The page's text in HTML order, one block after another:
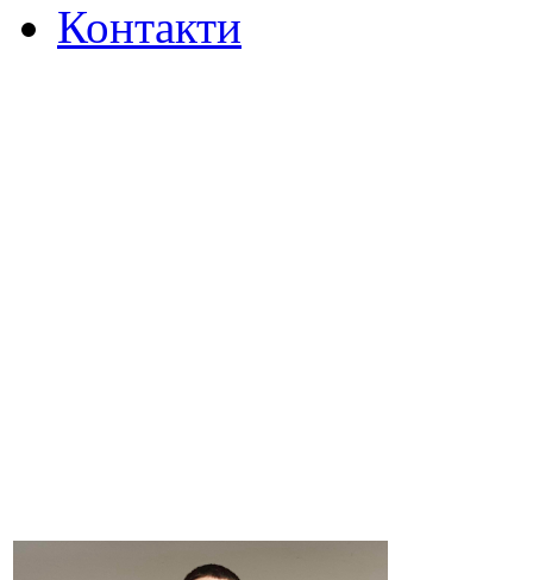
Контакти